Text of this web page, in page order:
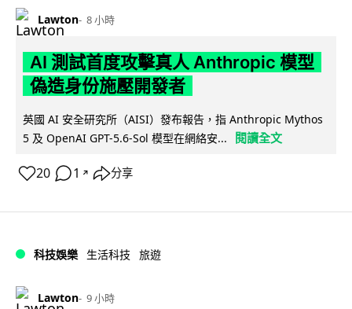
Lawton 8 小時
AI 測試首度攻擊真人 Anthropic 模型
偽造身份施壓開發者
英國 AI 安全研究所（AISI）發布報告，指 Anthropic Mythos
5 及 OpenAI GPT-5.6-Sol 模型在網絡安...
閱讀全文
20 1 ↗ 分享
科技娛樂 生活科技 旅遊
Lawton 9 小時